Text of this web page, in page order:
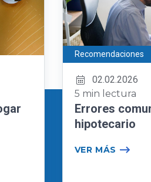
Recomendaciones
02.02.2026
5 min lectura
Errores
hipotecario
VER MÁS